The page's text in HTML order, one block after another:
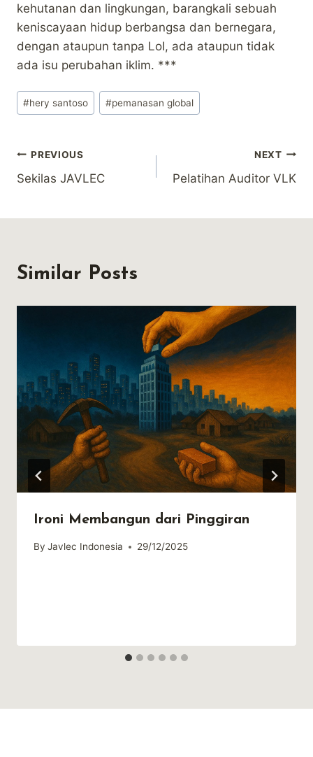
kehutanan dan lingkungan, barangkali sebuah
keniscayaan hidup berbangsa dan bernegara,
dengan ataupun tanpa LoI, ada ataupun tidak
ada isu perubahan iklim. ***
Post
Tags:
#hery santoso #pemanasan global
Post
navigation
PREVIOUS
Sekilas JAVLEC
NEXT
Pelatihan Auditor VLK
Similar Posts
Ironi Membangun dari Pinggiran
By Javlec Indonesia 29/12/2025